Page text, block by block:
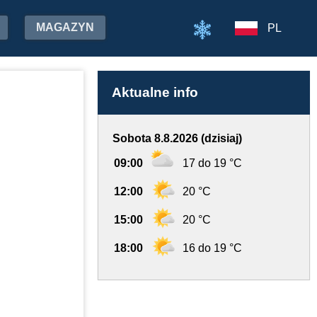
MAGAZYN PL
Aktualne info
Sobota 8.8.2026 (dzisiaj)
09:00 17 do 19 °C
12:00 20 °C
15:00 20 °C
18:00 16 do 19 °C